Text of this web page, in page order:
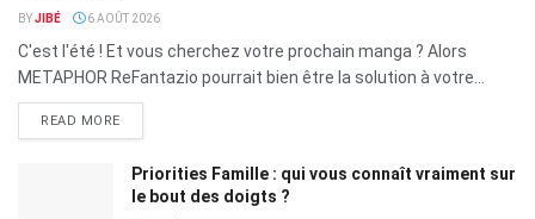
BYJIBÉ 6 AOÛT 2026
C'est l'été ! Et vous cherchez votre prochain manga ? Alors
METAPHOR ReFantazio pourrait bien être la solution à votre...
READ MORE
Priorities Famille : qui vous connaît vraiment sur
le bout des doigts ?